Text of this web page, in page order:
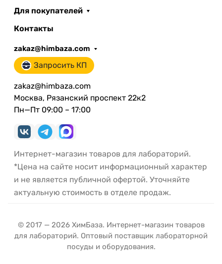
Для покупателей
Контакты
zakaz@himbaza.com
Запросить КП
zakaz@himbaza.com
Москва, Рязанский проспект 22к2
Пн—Пт 09:00 – 17:00
Интернет-магазин товаров для лабораторий.
*Цена на сайте носит информационный характер
и не является публичной офертой. Уточняйте
актуальную стоимость в отделе продаж.
© 2017 — 2026 ХимБаза. Интернет-магазин товаров
для лабораторий. Оптовый поставщик лабораторной
посуды и оборудования.